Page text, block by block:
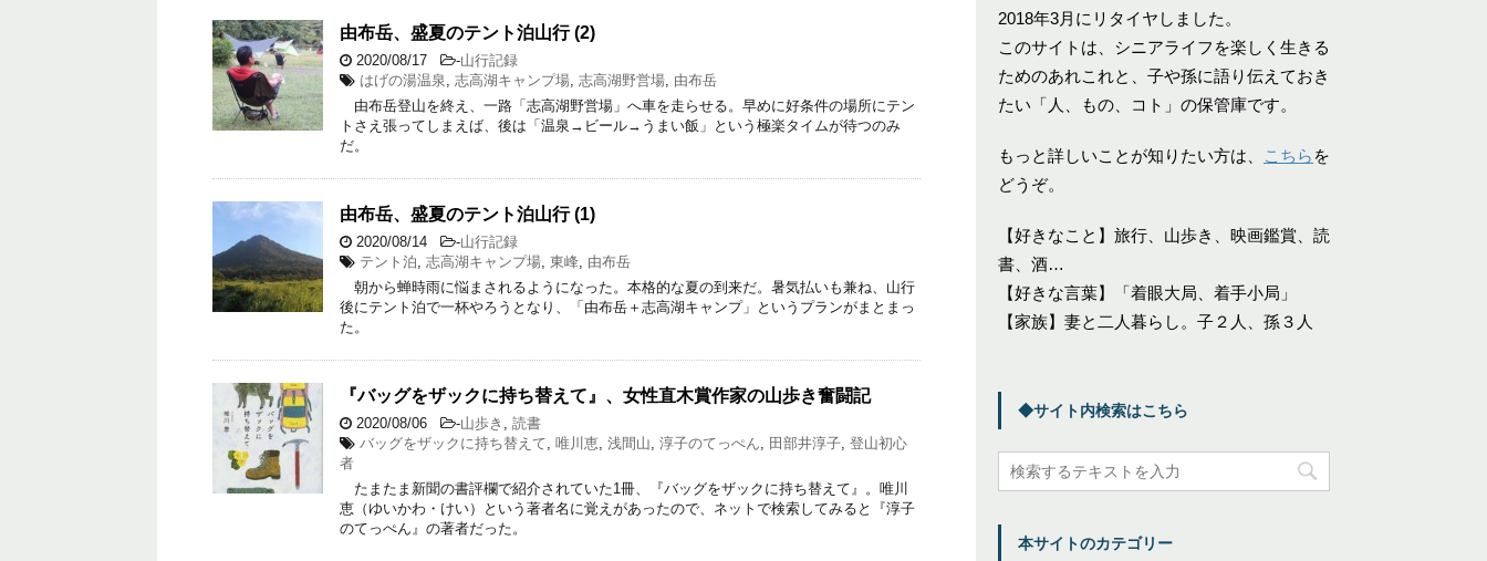
由布岳、盛夏のテント泊山行 (2)
2020/08/17 -山行記録
はげの湯温泉, 志高湖キャンプ場, 志高湖野営場, 由布岳
由布岳登山を終え、一路「志高湖野営場」へ車を走らせる。早めに好条件の場所にテン
トさえ張ってしまえば、後は「温泉→ビール→うまい飯」という極楽タイムが待つのみ
だ。
由布岳、盛夏のテント泊山行 (1)
2020/08/14 -山行記録
テント泊, 志高湖キャンプ場, 東峰, 由布岳
朝から蝉時雨に悩まされるようになった。本格的な夏の到来だ。暑気払いも兼ね、山行
後にテント泊で一杯やろうとなり、「由布岳＋志高湖キャンプ」というプランがまとまっ
た。
『バッグをザックに持ち替えて』、女性直木賞作家の山歩き奮闘記
2020/08/06 -山歩き , 読書
バッグをザックに持ち替えて, 唯川恵, 浅間山, 淳子のてっぺん, 田部井淳子, 登山初心
者
たまたま新聞の書評欄で紹介されていた1冊、『バッグをザックに持ち替えて』。唯川
恵（ゆいかわ・けい）という著者名に覚えがあったので、ネットで検索してみると『淳子
のてっぺん』の著者だった。
2018年3月にリタイヤしました。
このサイトは、シニアライフを楽しく生きる
ためのあれこれと、子や孫に語り伝えておき
たい「人、もの、コト」の保管庫です。
もっと詳しいことが知りたい方は、 こちら を
どうぞ。
【好きなこと】旅行、山歩き、映画鑑賞、読
書、酒…
【好きな言葉】「着眼大局、着手小局」
【家族】妻と二人暮らし。子２人、孫３人
◆サイト内検索はこちら
本サイトのカテゴリー